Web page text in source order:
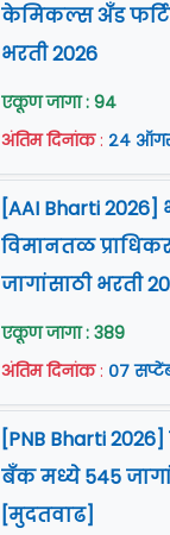
केमिकल्स अँड
भरती 2026
एकूण जागा : 94
अंतिम दिनांक: २४
[AAI Bharti 2026]
विमानतळ
जागांसाठी भरती
एकूण जागा : 389
अंतिम दिनांक: ०७
[PNB Bharti
बँक मध्ये 545
[मुदतवाढ]